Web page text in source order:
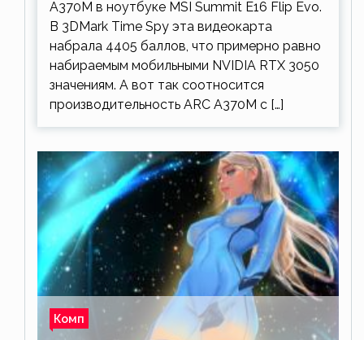
A370M в ноутбуке MSI Summit E16 Flip Evo.
В 3DMark Time Spy эта видеокарта
набрала 4405 баллов, что примерно равно
набираемым мобильными NVIDIA RTX 3050
значениям. А вот так соотносится
производительность ARC A370M с […]
Комп